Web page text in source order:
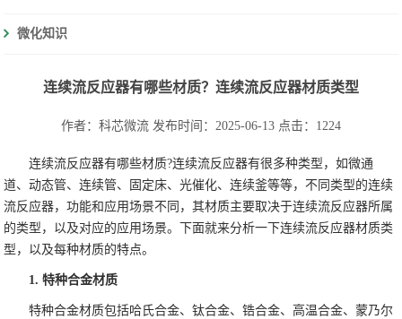
微化知识
连续流反应器有哪些材质？连续流反应器材质类型
作者：科芯微流 发布时间：2025-06-13 点击：1224
连续流反应器有哪些材质?连续流反应器有很多种类型，如微通
道、动态管、连续管、固定床、光催化、连续釜等等，不同类型的连续
流反应器，功能和应用场景不同，其材质主要取决于连续流反应器所属
的类型，以及对应的应用场景。下面就来分析一下连续流反应器材质类
型，以及每种材质的特点。
1. 特种合金材质
特种合金材质包括哈氏合金、钛合金、锆合金、高温合金、蒙乃尔